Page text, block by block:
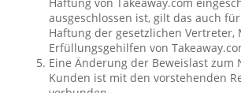
ausgeschlossen ist, gilt das auch
Haftung der gesetzlichen
Erfüllungsgehilfen von
Eine Änderung der Beweislast zum
Kunden ist mit den vorstehenden